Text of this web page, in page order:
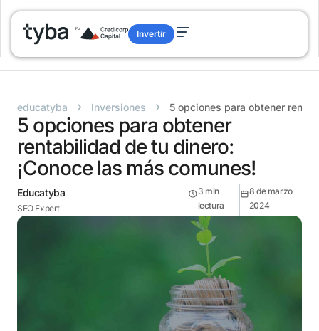
Invertir
educatyba › Inversiones › 5 opciones para obtener
5 opciones para obtener
rentabilidad de tu dinero:
¡Conoce las más comunes!
Educatyba
SEO Expert
3 min
lectura
8 de marzo
2024